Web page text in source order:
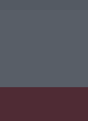
Tu dirección de correo
obligatorios están